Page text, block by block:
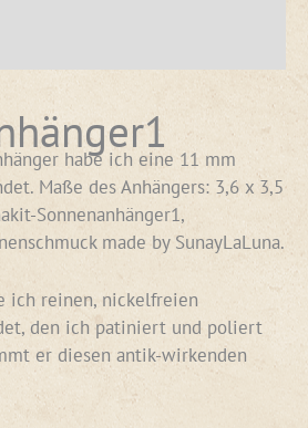
habe ich eine 11 mm
Maße des Anhängers: 3,6 x 3,5
Sonnenanhänger1,
made by SunayLaLuna.
ich reinen, nickelfreien
den ich patiniert und poliert
er diesen antik-wirkenden